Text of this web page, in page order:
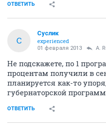
ОТВЕТИТЬ
С
Суслик
experienced
01 февраля 2013 A.
Не подскажете, по 1
процентам получили в
планируется как-то
губернаторской
ОТВЕТИТЬ